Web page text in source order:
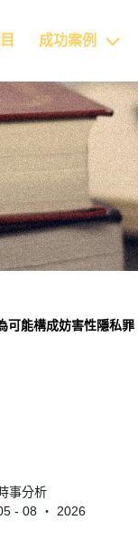
成功案例
可能構成妨害性隱私罪
事分析
- 08 ‧ 2026